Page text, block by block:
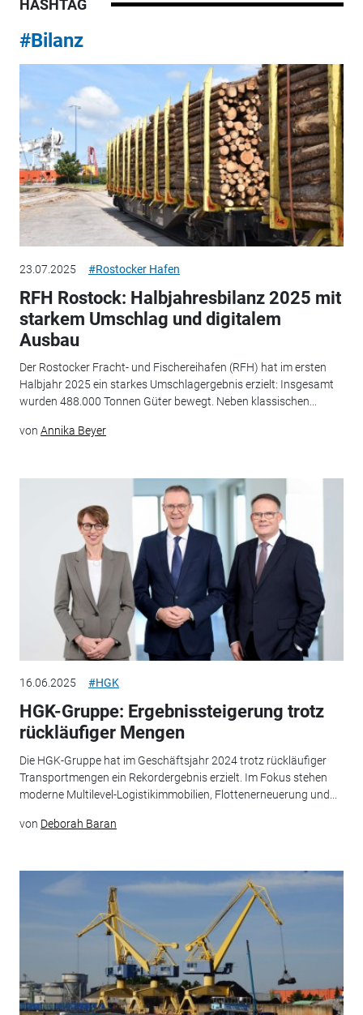
HASHTAG
#Bilanz
23.07.2025 #Rostocker Hafen
RFH Rostock: Halbjahresbilanz 2025 mit
starkem Umschlag und digitalem
Ausbau
Der Rostocker Fracht- und Fischereihafen (RFH) hat im ersten
Halbjahr 2025 ein starkes Umschlagergebnis erzielt: Insgesamt
wurden 488.000 Tonnen Güter bewegt. Neben klassischen...
von Annika Beyer
16.06.2025 #HGK
HGK-Gruppe: Ergebnissteigerung trotz
rückläufiger Mengen
Die HGK-Gruppe hat im Geschäftsjahr 2024 trotz rückläufiger
Transportmengen ein Rekordergebnis erzielt. Im Fokus stehen
moderne Multilevel-Logistikimmobilien, Flottenerneuerung und...
von Deborah Baran